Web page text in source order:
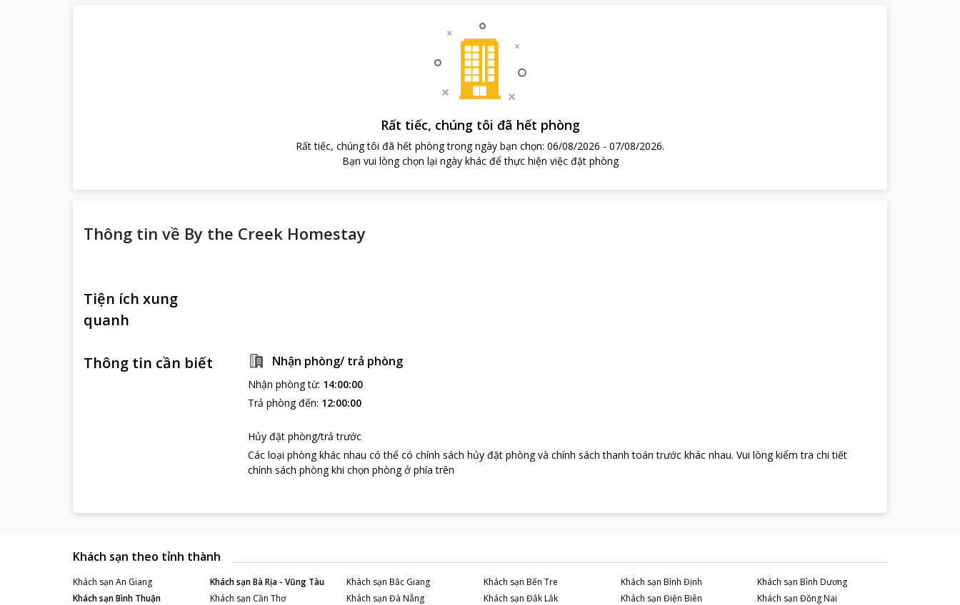
Rất tiếc, chúng tôi đã hết phòng
Rất tiếc, chúng tôi đã hết phòng trong ngày bạn chọn: 06/08/2026 - 07/08/2026.
Bạn vui lòng chọn lại ngày khác để thực hiện việc đặt phòng
Thông tin về By the Creek Homestay
Tiện ích xung
quanh
Thông tin cần biết Nhận phòng/ trả phòng
Nhận phòng từ: 14:00:00
Trả phòng đến: 12:00:00
Hủy đặt phòng/trả trước
Các loại phòng khác nhau có thể có chính sách hủy đặt phòng và chính sách thanh toán trước khác nhau. Vui lòng kiểm tra chi tiết
chính sách phòng khi chọn phòng ở phía trên
Khách sạn theo tỉnh thành
Khách sạn An Giang Khách sạnBà Rịa - Vũng Tàu Khách sạn Bắc Giang Khách sạn Bến Tre Khách sạn Bình Định Khách sạn Bình Dương
Khách sạnBình Thuận Khách sạn Cần Thơ Khách sạn Đà Nẵng Khách sạn Đắk Lắk Khách sạn Điện Biên Khách sạn Đồng Nai